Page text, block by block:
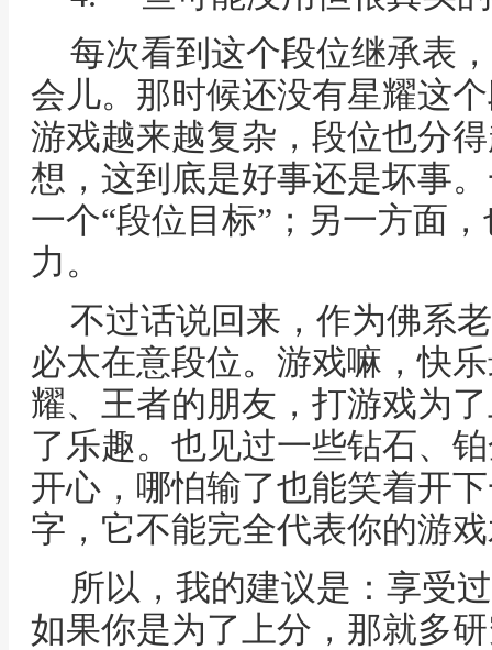
每次看到这个段位继承表
会儿。那时候还没有星耀这
游戏越来越复杂，段位也分
想，这到底是好事还是坏事
一个“段位目标”；另一方面
力。
不过话说回来，作为佛系
必太在意段位。游戏嘛，快
耀、王者的朋友，打游戏为
了乐趣。也见过一些钻石、
开心，哪怕输了也能笑着开
字，它不能完全代表你的游
所以，我的建议是：享受
如果你是为了上分，那就多